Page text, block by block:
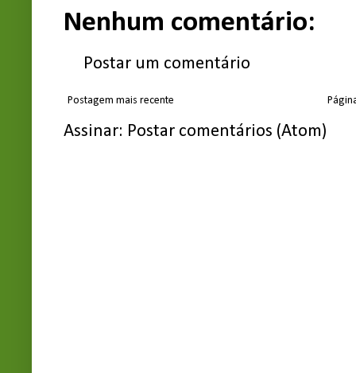
Nenhum comentário:
Postar um comentário
Postagem mais recente
Assinar: Postar comentários (Atom)